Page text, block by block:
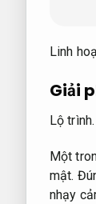
Linh
Giải
Lộ trình.
Một
mật.
nhạy